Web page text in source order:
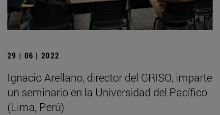
29 | 06 | 2022
Ignacio Arellano, director del GRISO, imparte
un seminario en la Universidad del Pacífico
(Lima, Perú)